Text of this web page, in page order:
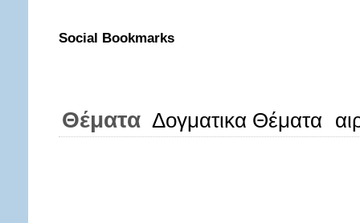
Social Bookmarks
Θέματα Δογματικα Θέματα